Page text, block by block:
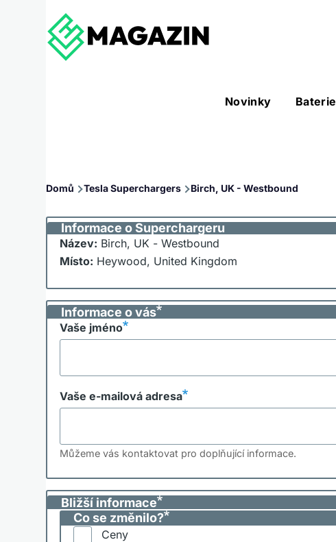
Hlavní
Novinky Baterie
Nástroje sub-navigation
Drobečková
navigace
Domů Tesla Superchargers Birch, UK - Westbound
Informace o Superchargeru
Název: Birch, UK - Westbound
Místo: Heywood, United Kingdom
Informace o vás
Vaše jméno
Vaše e-mailová adresa
Můžeme vás kontaktovat pro doplňující informace.
Bližší informace
Co se změnilo?
Ceny